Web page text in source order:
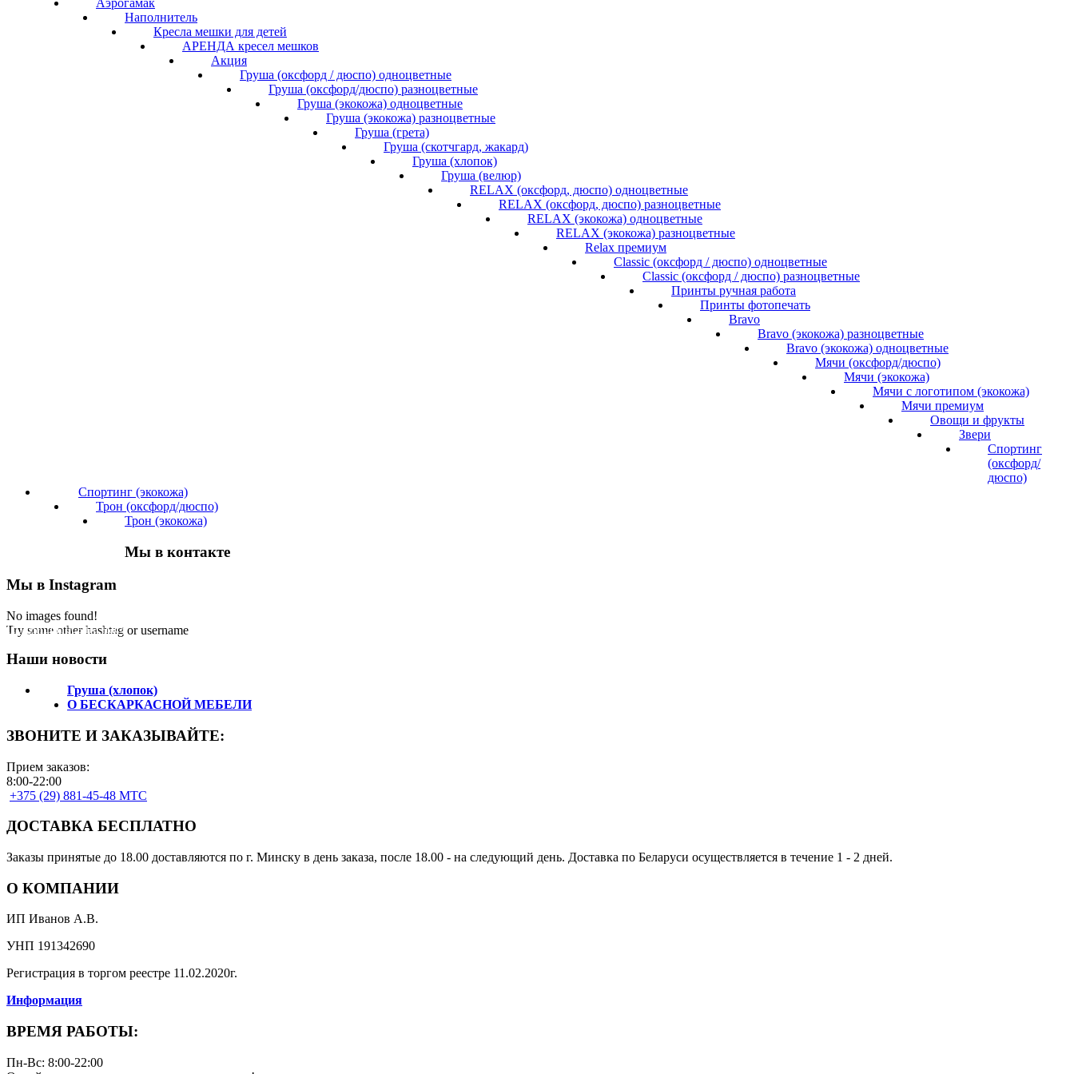
Аэрогамак
Наполнитель
Кресла мешки для детей
АРЕНДА кресел мешков
Акция
Груша (оксфорд / дюспо) одноцветные
Груша (оксфорд/дюспо) разноцветные
Груша (экокожа) одноцветные
Груша (экокожа) разноцветные
Груша (грета)
Груша (скотчгард, жакард)
Груша (хлопок)
Груша (велюр)
RELAX (оксфорд, дюспо) одноцветные
RELAX (оксфорд, дюспо) разноцветные
RELAX (экокожа) одноцветные
RELAX (экокожа) разноцветные
Relax премиум
Classic (оксфорд / дюспо) одноцветные
Classic (оксфорд / дюспо) разноцветные
Принты ручная работа
Принты фотопечать
Bravo
Bravo (экокожа) разноцветные
Bravo (экокожа) одноцветные
Мячи (оксфорд/дюспо)
Мячи (экокожа)
Мячи с логотипом (экокожа)
Мячи премиум
Овощи и фрукты
Звери
Спортинг
(оксфорд/
дюспо)
Спортинг (экокожа)
Трон (оксфорд/дюспо)
Трон (экокожа)
Мы в контакте
Мы в Instagram
No images found!
Try some other hashtag or username
Подпишитесь на нас!
Наши новости
Груша (хлопок)
О БЕСКАРКАСНОЙ МЕБЕЛИ
ЗВОНИТЕ И ЗАКАЗЫВАЙТЕ:
Прием заказов:
8:00-22:00
+375 (29) 881-45-48 МТС
ДОСТАВКА БЕСПЛАТНО
Заказы принятые до 18.00 доставляются по г. Минску в день заказа, после 18.00 - на следующий день. Доставка по Беларуси осуществляется в течение 1 - 2 дней.
О КОМПАНИИ
ИП Иванов А.В.
УНП 191342690
Регистрация в торгом реестре 11.02.2020г.
Информация
ВРЕМЯ РАБОТЫ:
Пн-Вс: 8:00-22:00